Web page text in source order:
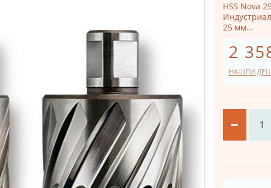
HSS Nova
25 мм...
2
НАШЛИ